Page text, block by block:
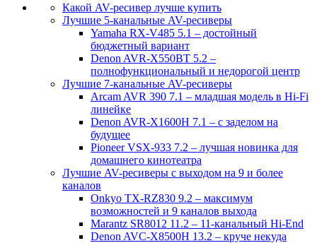
Какой AV-ресивер лучше купить
Лучшие 5-канальные AV-ресиверы
Yamaha RX-V485 5.1 – достойный
бюджетный вариант
Denon AVR-X550BT 5.2 –
полнофункциональный и недорогой центр
Лучшие 7-канальные AV-ресиверы
Arcam AVR 390 7.1 – младшая модель в Hi-Fi
линейке
Denon AVR-X1600H 7.1 – с заделом на
будущее
Pioneer VSX-933 7.2 – лучшая новинка для
домашнего кинотеатра
Лучшие AV-ресиверы с выходом на 9 и более
каналов
Onkyo TX-RZ830 9.2 – максимум
возможностей и 9 каналов выхода
Marantz SR8012 11.2 – 11-канальный Hi-End
Denon AVC-X8500H 13.2 – круче некуда